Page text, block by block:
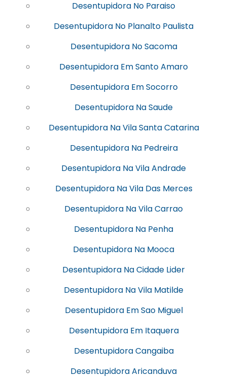
Desentupidora No Paraiso
Desentupidora No Planalto Paulista
Desentupidora No Sacoma
Desentupidora Em Santo Amaro
Desentupidora Em Socorro
Desentupidora Na Saude
Desentupidora Na Vila Santa Catarina
Desentupidora Na Pedreira
Desentupidora Na Vila Andrade
Desentupidora Na Vila Das Merces
Desentupidora Na Vila Carrao
Desentupidora Na Penha
Desentupidora Na Mooca
Desentupidora Na Cidade Lider
Desentupidora Na Vila Matilde
Desentupidora Em Sao Miguel
Desentupidora Em Itaquera
Desentupidora Cangaiba
Desentupidora Aricanduva